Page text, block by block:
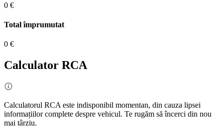
0 €
Total împrumutat
0 €
Calculator RCA
Calculatorul RCA este indisponibil momentan, din cauza lipsei
informațiilor complete despre vehicul. Te rugăm să încerci din nou
mai târziu.